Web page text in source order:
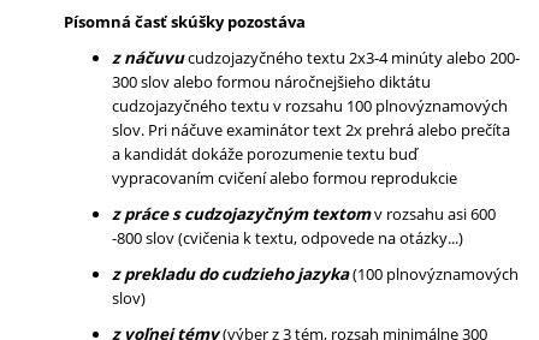
Písomná časť skúšky pozostáva
z náčuvucudzojazyčného textu 2x3-4 minúty alebo 200-
300 slov alebo formou náročnejšieho diktátu
cudzojazyčného textu v rozsahu 100 plnovýznamových
slov. Pri náčuve examinátor text 2x prehrá alebo prečíta
a kandidát dokáže porozumenie textu buď
vypracovaním cvičení alebo formou reprodukcie
z práce s cudzojazyčným textomv rozsahu asi 600
-800 slov (cvičenia k textu, odpovede na otázky...)
z prekladu do cudzieho jazyka(100 plnovýznamových
slov)
z voľnej témy(výber z 3 tém, rozsah minimálne 300